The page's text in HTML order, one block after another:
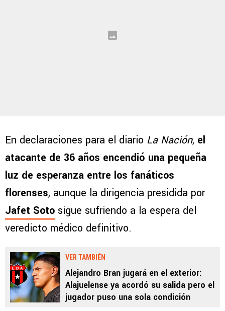
En declaraciones para el diario La Nación, el
atacante de 36 años encendió una pequeña
luz de esperanza entre los fanáticos
florenses, aunque la dirigencia presidida por
Jafet Soto sigue sufriendo a la espera del
veredicto médico definitivo.
VER TAMBIÉN
Alejandro Bran jugará en el exterior:
Alajuelense ya acordó su salida pero el
jugador puso una sola condición